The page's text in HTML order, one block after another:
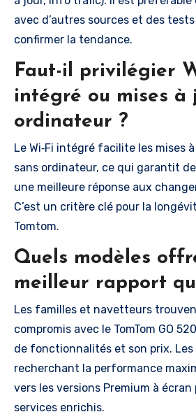
avec d’autres sources et des
confirmer la tendance.
Faut-il privilégier
intégré ou mises à
ordinateur ?
Le Wi‑Fi intégré facilite les mises
sans ordinateur, ce qui garantit
une meilleure réponse aux
C’est un critère clé pour la
Tomtom.
Quels modèles
meilleur rapport
Les familles et navetteurs
compromis avec le TomTom GO
de fonctionnalités et son prix.
recherchant la performance
vers les versions Premium à
services enrichis.